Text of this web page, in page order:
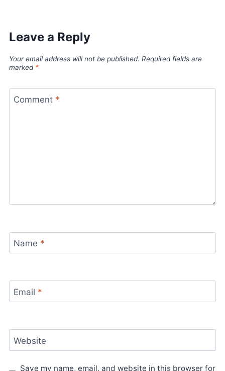
Leave a Reply
Your email address will not be published. Required fields are
marked *
Comment *
Name *
Email *
Website
Save my name, email, and website in this browser for